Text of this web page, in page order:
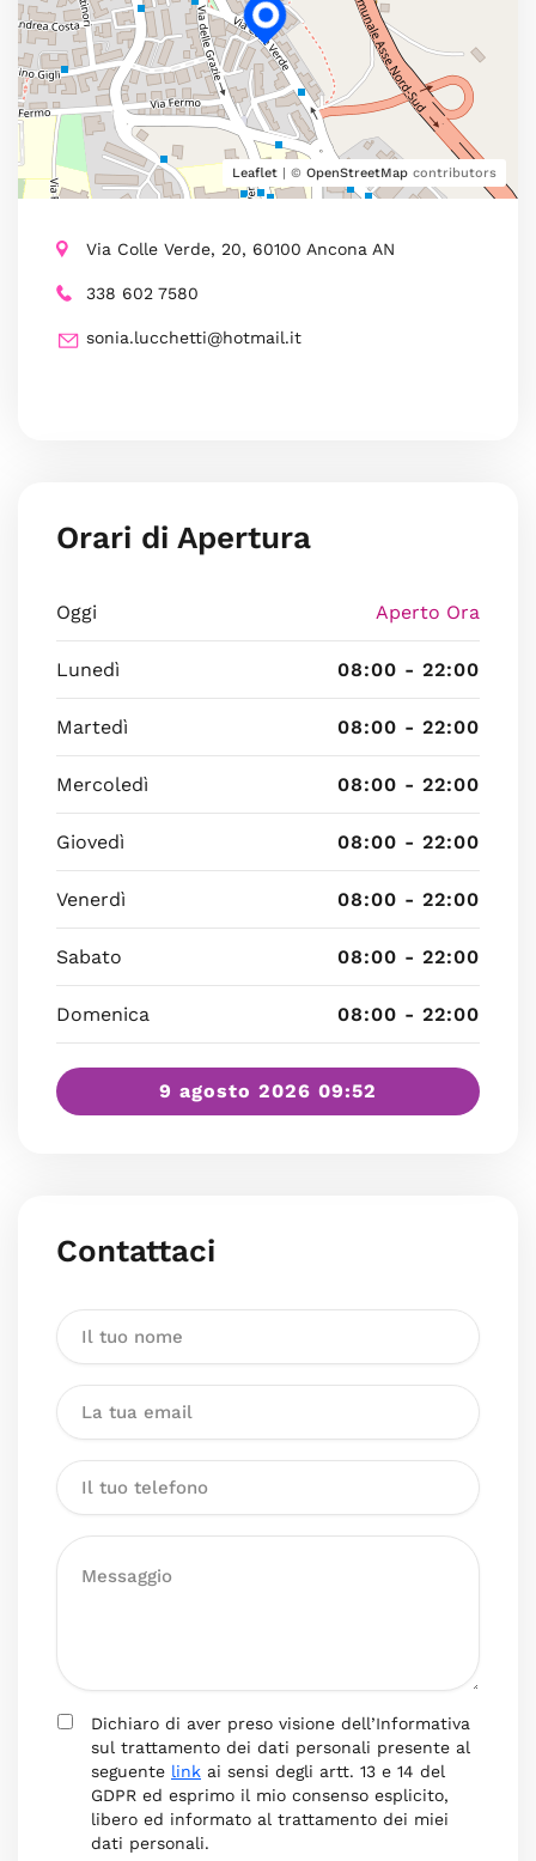
Leaflet | © OpenStreetMap contributors
Via Colle Verde, 20, 60100 Ancona AN
338 602 7580
sonia.lucchetti@hotmail.it
Orari di Apertura
Oggi Aperto Ora
Lunedì 08:00 - 22:00
Martedì 08:00 - 22:00
Mercoledì 08:00 - 22:00
Giovedì 08:00 - 22:00
Venerdì 08:00 - 22:00
Sabato 08:00 - 22:00
Domenica 08:00 - 22:00
9 agosto 2026 09:52
Contattaci
Dichiaro di aver preso visione dell’Informativa
sul trattamento dei dati personali presente al
seguente link ai sensi degli artt. 13 e 14 del
GDPR ed esprimo il mio consenso esplicito,
libero ed informato al trattamento dei miei
dati personali.